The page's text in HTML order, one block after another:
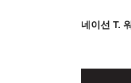
네이선 T.